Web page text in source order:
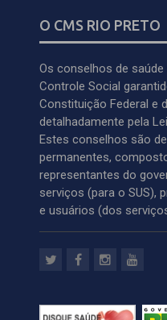
O CMS RIO PRETO
Os conselhos de
Controle Social
Constituição Federal e
detalhadamente pela
Estes conselhos são
permanentes,
representantes do
serviços (para o SUS),
e usuários (dos